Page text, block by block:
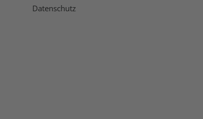
Datenschutz